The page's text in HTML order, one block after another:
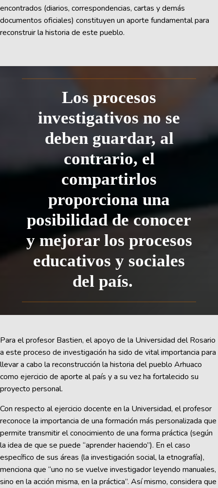
encontrados (diarios, correspondencias, cartas y demás
documentos oficiales) constituyen un aporte fundamental para
reconstruir la historia de este pueblo.
Los procesos
investigativos no se
deben guardar, al
contrario, el
compartirlos
proporciona una
posibilidad de conocer
y mejorar los procesos
educativos y sociales
del país.
Para el profesor Bastien, el apoyo de la Universidad del Rosario
a este proceso de investigación ha sido de vital importancia para
llevar a cabo la reconstrucción la historia del pueblo Arhuaco
como ejercicio de aporte al país y a su vez ha fortalecido su
proyecto personal.
Con respecto al ejercicio docente en la Universidad, el profesor
reconoce la importancia de una formación más personalizada que
permite transmitir el conocimiento de una forma práctica (según
la idea de que se puede “aprender haciendo”). En el caso
específico de sus áreas (la investigación social, la etnografía),
menciona que “uno no se vuelve investigador leyendo manuales,
sino en la acción misma, en la práctica”. Así mismo, considera que